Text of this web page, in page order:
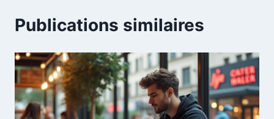
Publications similaires